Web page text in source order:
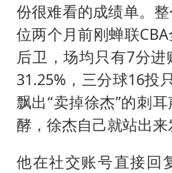
份很难看的成绩单。
位两个月前刚蝉联
后卫，场均只有7分
31.25%，三分球16投
飘出“卖掉徐杰”的刺
酵，徐杰自己就站出来
他在社交账号直接回